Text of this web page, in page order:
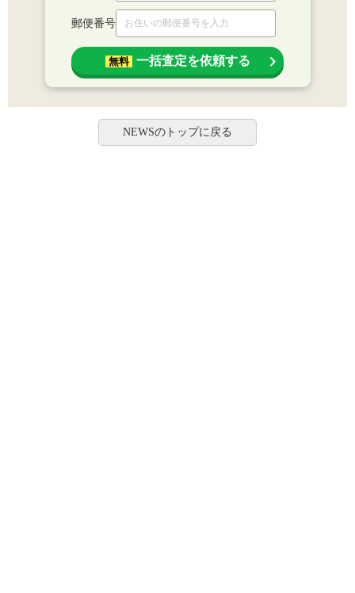
郵便番号
無料 一括査定を依頼する
NEWSのトップに戻る